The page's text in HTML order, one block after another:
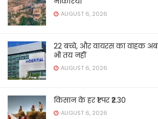
AUGUST 6, 2026
22 बच्चे, और वायरस का वाहक अब
भी तय नहीं
AUGUST 6, 2026
किसान के हर ₹1 पर ₹2.30
AUGUST 6, 2026